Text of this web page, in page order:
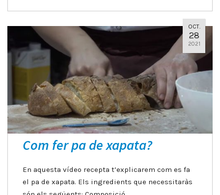
OCT.
28
2021
Com fer pa de xapata?
En aquesta vídeo recepta t’explicarem com es fa
el pa de xapata. Els ingredients que necessitaràs